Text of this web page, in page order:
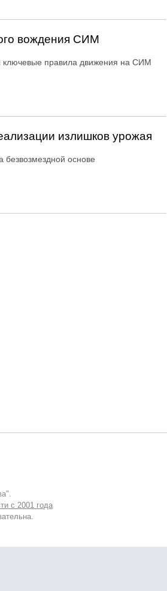
вождения СИМ
правила движения на СИМ
излишков урожая
безвозмездной основе
с 2001 года